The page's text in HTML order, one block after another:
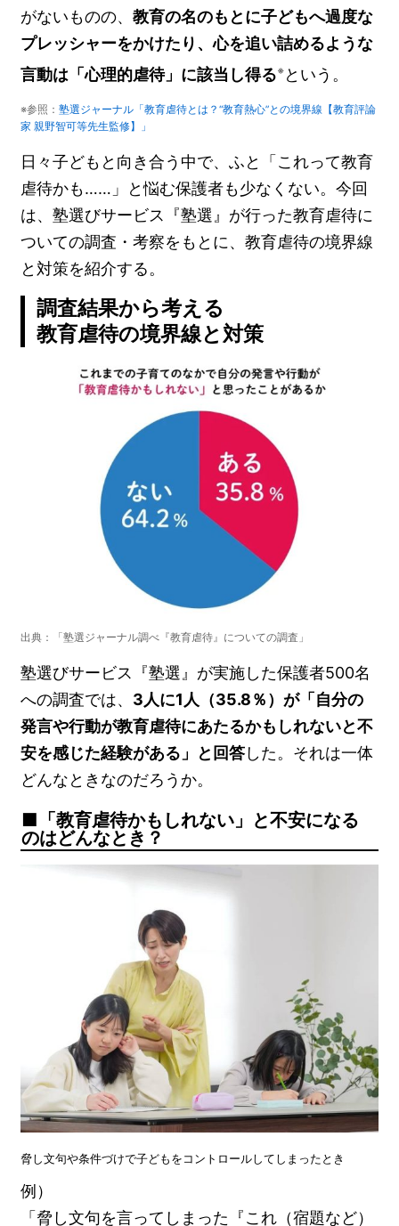
がないものの、教育の名のもとに子どもへ過度な
プレッシャーをかけたり、心を追い詰めるような
言動は「心理的虐待」に該当し得る※ という。
※参照：塾選ジャーナル「教育虐待とは？“教育熱心”との境界線【教育評論
家 親野智可等先生監修】」
日々子どもと向き合う中で、ふと「これって教育
虐待かも……」と悩む保護者も少なくない。今回
は、塾選びサービス『塾選』が行った教育虐待に
ついての調査・考察をもとに、教育虐待の境界線
と対策を紹介する。
調査結果から考える
教育虐待の境界線と対策
出典：「塾選ジャーナル調べ『教育虐待』についての調査」
塾選びサービス『塾選』が実施した保護者500名
への調査では、 3人に1人（35.8％）が「自分の
発言や行動が教育虐待にあたるかもしれないと不
安を感じた経験がある」と回答した。それは一体
どんなときなのだろうか。
「教育虐待かもしれない」と不安になる
のはどんなとき？
脅し文句や条件づけで子どもをコントロールしてしまったとき
例）
「脅し文句を言ってしまった『これ（宿題など）